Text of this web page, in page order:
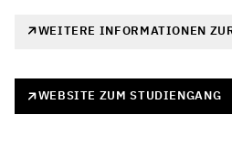
WEITERE INFORMATIONEN
WEBSITE ZUM STUDIENGANG